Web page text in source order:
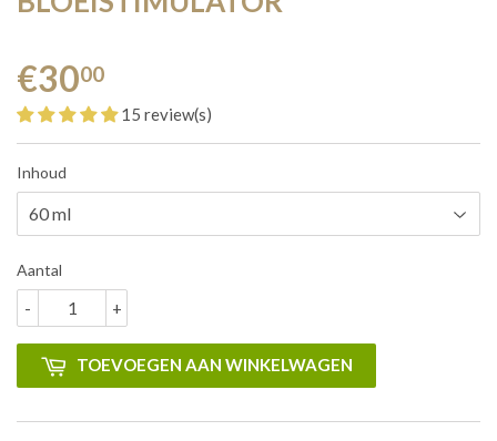
€3000
15 review(s)
Inhoud
Aantal
+
-
TOEVOEGEN AAN WINKELWAGEN